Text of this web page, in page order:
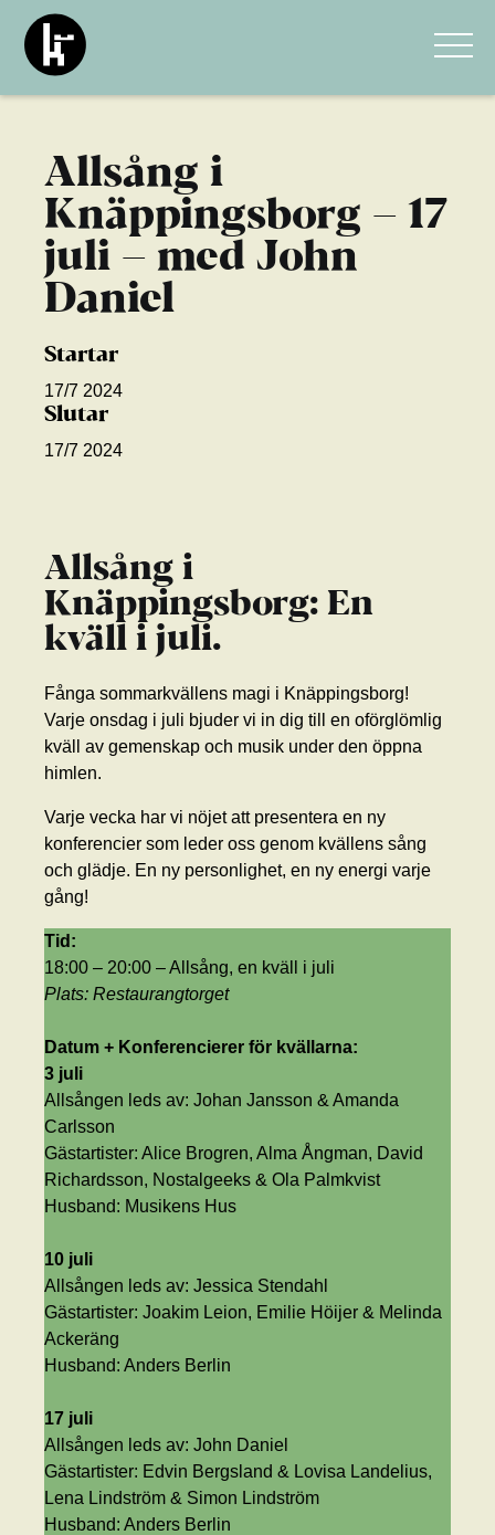
Allsång i
Knäppingsborg – 17
juli – med John
Daniel
Startar
17/7 2024
Slutar
17/7 2024
Allsång i
Knäppingsborg: En
kväll i juli.
Fånga sommarkvällens magi i Knäppingsborg!
Varje onsdag i juli bjuder vi in dig till en oförglömlig
kväll av gemenskap och musik under den öppna
himlen.
Varje vecka har vi nöjet att presentera en ny
konferencier som leder oss genom kvällens sång
och glädje. En ny personlighet, en ny energi varje
gång!
Tid:
18:00 – 20:00 – Allsång, en kväll i juli
Plats: Restaurangtorget
Datum + Konferencierer för kvällarna:
3 juli
Allsången leds av: Johan Jansson & Amanda
Carlsson
Gästartister: Alice Brogren, Alma Ångman, David
Richardsson, Nostalgeeks & Ola Palmkvist
Husband: Musikens Hus
10 juli
Allsången leds av: Jessica Stendahl
Gästartister: Joakim Leion, Emilie Höijer & Melinda
Ackeräng
Husband: Anders Berlin
17 juli
Allsången leds av: John Daniel
Gästartister: Edvin Bergsland & Lovisa Landelius,
Lena Lindström & Simon Lindström
Husband: Anders Berlin